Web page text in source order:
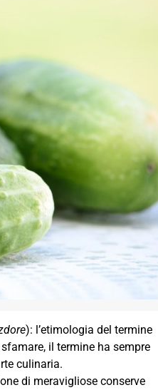
): l’etimologia del termine
il termine ha sempre
culinaria.
di meravigliose conserve